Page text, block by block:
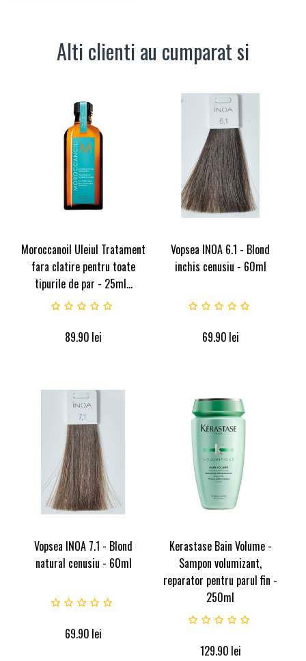
Alti clienti au cumparat si
Moroccanoil Uleiul Tratament
fara clatire pentru toate
tipurile de par - 25ml...
89.90 lei
Vopsea INOA 6.1 - Blond
inchis cenusiu - 60ml
69.90 lei
Vopsea INOA 7.1 - Blond
natural cenusiu - 60ml
69.90 lei
Kerastase Bain Volume -
Sampon volumizant,
reparator pentru parul fin -
250ml
129.90 lei